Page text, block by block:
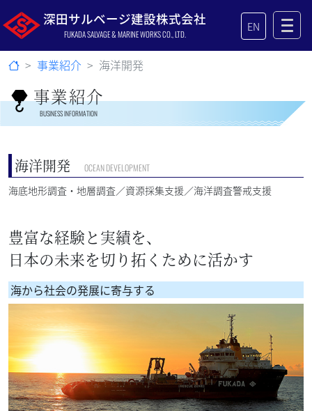
深田サルベージ建設株式会社
FUKADA SALVAGE & MARINE WORKS CO., LTD.
EN
事業紹介 海洋開発
事業紹介
BUSINESS INFORMATION
海洋開発OCEAN DEVELOPMENT
海底地形調査・地層調査／資源採集支援／海洋調査警戒支援
豊富な経験と実績を、
日本の未来を切り拓くために活かす
海から社会の発展に寄与する